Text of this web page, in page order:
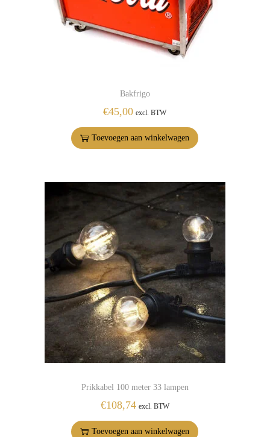
Bakfrigo
€45,00 excl. BTW
Toevoegen aan winkelwagen
Prikkabel 100 meter 33 lampen
€108,74 excl. BTW
Toevoegen aan winkelwagen